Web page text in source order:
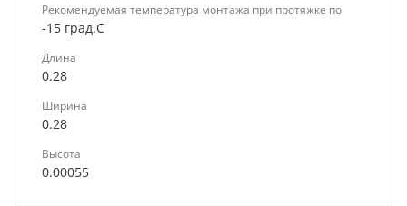
Рекомендуемая температура монтажа при протяжке по
-15 град.C
Длина
0.28
Ширина
0.28
Высота
0.00055